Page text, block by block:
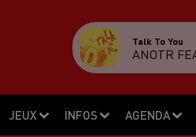
JEUX INFOS AGENDA
Talk To You
ANOTR